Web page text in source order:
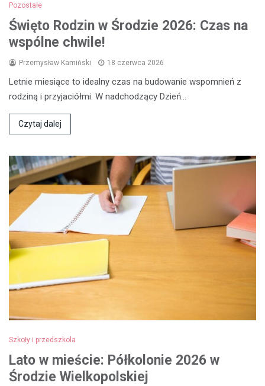
Pozostałe
Święto Rodzin w Środzie 2026: Czas na
wspólne chwile!
Przemysław Kamiński 18 czerwca 2026
Letnie miesiące to idealny czas na budowanie wspomnień z
rodziną i przyjaciółmi. W nadchodzący Dzień…
Czytaj dalej
Szkoły i przedszkola
Lato w mieście: Półkolonie 2026 w
Środzie Wielkopolskiej